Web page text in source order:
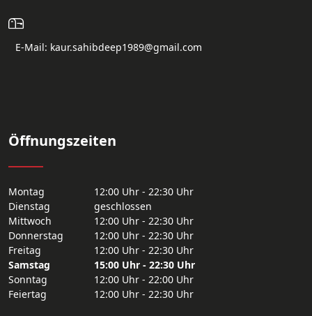
E-Mail: kaur.sahibdeep1989@gmail.com
Öffnungszeiten
Montag
12:00 Uhr - 22:30 Uhr
Dienstag
geschlossen
Mittwoch
12:00 Uhr - 22:30 Uhr
Donnerstag
12:00 Uhr - 22:30 Uhr
Freitag
12:00 Uhr - 22:30 Uhr
Samstag
15:00 Uhr - 22:30 Uhr
Sonntag
12:00 Uhr - 22:00 Uhr
Feiertag
12:00 Uhr - 22:30 Uhr